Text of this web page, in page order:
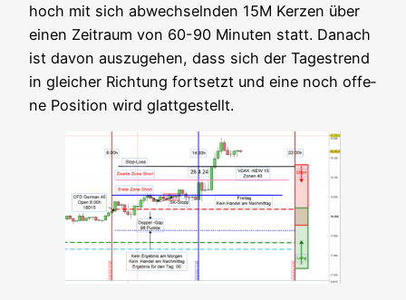
hoch mit sich abwech­seln­den 15M Ker­zen über
einen Zeit­raum von 60-90 Minu­ten statt. Danach
ist davon aus­zu­ge­hen, dass sich der Tages­trend
in glei­cher Rich­tung fort­setzt und eine noch offe­
ne Posi­ti­on wird glattgestellt.